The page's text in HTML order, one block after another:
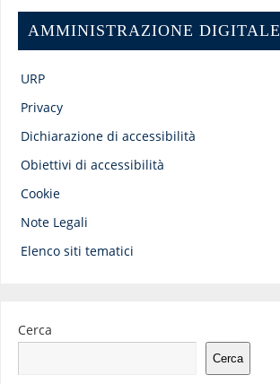
AMMINISTRAZIONE DIGITALE
URP
Privacy
Dichiarazione di accessibilità
Obiettivi di accessibilità
Cookie
Note Legali
Elenco siti tematici
Cerca
Cerca